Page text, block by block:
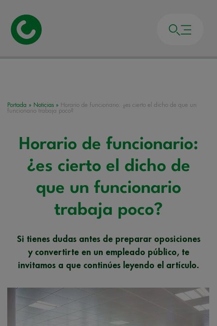
Portada » Noticias » Horario de funcionario: ¿es cierto el dicho de que un
funcionario trabaja poco?
Horario de funcionario:
¿es cierto el dicho de
que un funcionario
trabaja poco?
Si tienes dudas antes de preparar oposiciones
y convertirte en un empleado público, te
invitamos a que continúes leyendo el artículo.